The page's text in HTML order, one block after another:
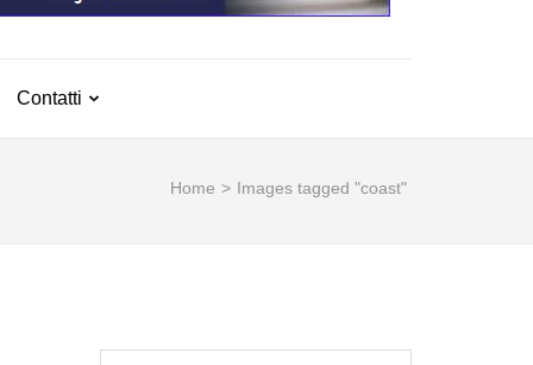
Contatti
Home > Images tagged "coast"